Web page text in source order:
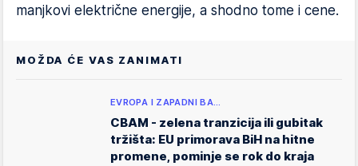
manjkovi električne energije, a shodno tome i cene.
MOŽDA ĆE VAS ZANIMATI
EVROPA I ZAPADNI BA…
CBAM - zelena tranzicija ili gubitak
tržišta: EU primorava BiH na hitne
promene, pominje se rok do kraja